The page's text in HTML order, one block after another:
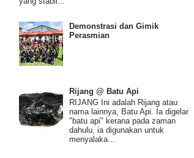
Demonstrasi dan Gimik
Perasmian
Rijang @ Batu Api
RIJANG Ini adalah Rijang atau
nama lainnya, Batu Api. Ia digelar
"batu api" kerana pada zaman
dahulu, ia digunakan untuk
menyalaka...